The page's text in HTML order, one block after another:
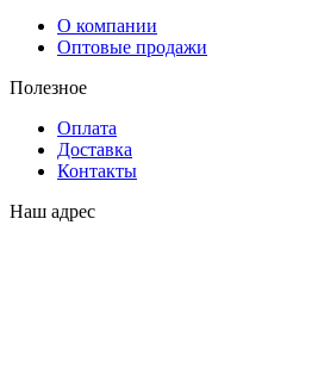
О компании
Оптовые продажи
Полезное
Оплата
Доставка
Контакты
Наш адрес